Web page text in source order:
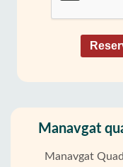
Manavgat
Manavgat